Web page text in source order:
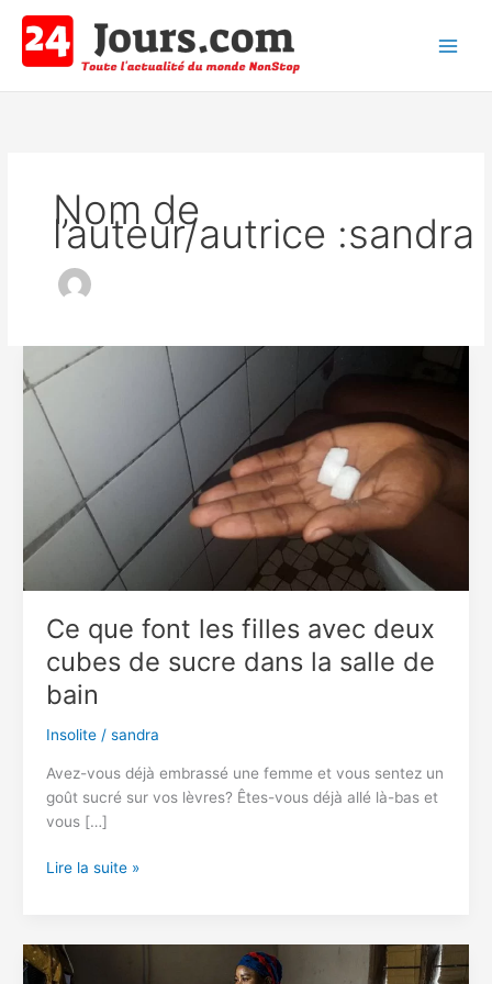
contenu
Nom de
l’auteur/autrice :sandra
Ce que font les filles avec deux
cubes de sucre dans la salle de
bain
Insolite/ sandra
Avez-vous déjà embrassé une femme et vous sentez un
goût sucré sur vos lèvres? Êtes-vous déjà allé là-bas et
vous […]
Ce
filles
Lire la suite »